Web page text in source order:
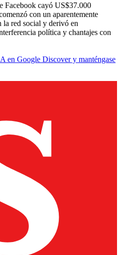
Facebook cayó US$37.000
con un aparentemente
la red social y derivó en
política y chantajes con
en Google Discover y manténgase